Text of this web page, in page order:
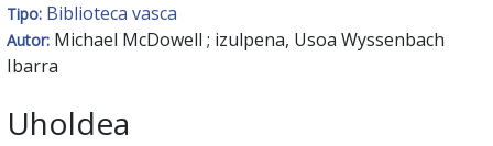
Tipo: Biblioteca vasca
Autor: Michael McDowell ; izulpena, Usoa Wyssenbach
Ibarra
Uholdea